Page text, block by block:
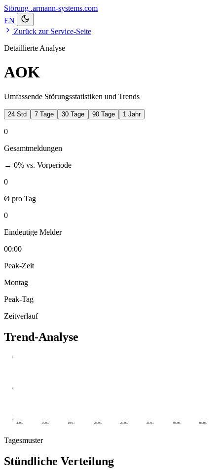
Störung .armann-systems.com
EN
Zurück zur Service-Seite
Detaillierte Analyse
AOK
Umfassende Störungsstatistiken und Trends
24 Std 7 Tage 30 Tage 90 Tage 1 Jahr
0
Gesamtmeldungen
→ 0% vs. Vorperiode
0
Ø pro Tag
0
Eindeutige Melder
00:00
Peak-Zeit
Montag
Peak-Tag
Zeitverlauf
Trend-Analyse
0
3
5
11.07. 15.07. 19.07. 23.07. 27.07. 31.07. 04.08. 08.08.
Tagesmuster
Stündliche Verteilung